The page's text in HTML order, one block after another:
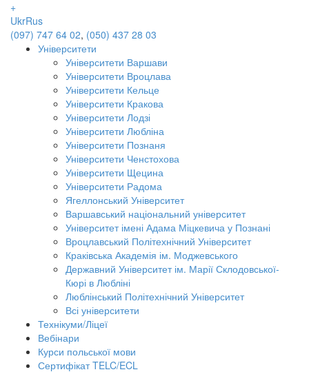
+
UkrRus
(097) 747 64 02, (050) 437 28 03
Університети
Університети Варшави
Університети Вроцлава
Університети Кельце
Університети Кракова
Університети Лодзі
Університети Любліна
Університети Познаня
Університети Ченстохова
Університети Щецина
Університети Радома
Ягеллонський Університет
Варшавський національний університет
Університет імені Адама Міцкевича у Познані
Вроцлавський Політехнічний Університет
Краківська Академія ім. Моджевського
Державний Університет ім. Марії Склодовської-
Кюрі в Любліні
Люблінський Політехнічний Університет
Всі університети
Технікуми/Ліцеї
Вебінари
Курси польської мови
Сертифікат TELC/ECL